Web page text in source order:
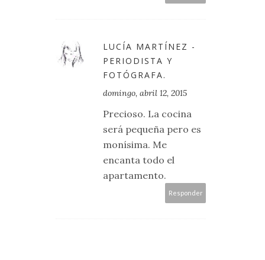
LUCÍA MARTÍNEZ -
PERIODISTA Y
FOTÓGRAFA.
domingo, abril 12, 2015
Precioso. La cocina
será pequeña pero es
monísima. Me
encanta todo el
apartamento.
Responder